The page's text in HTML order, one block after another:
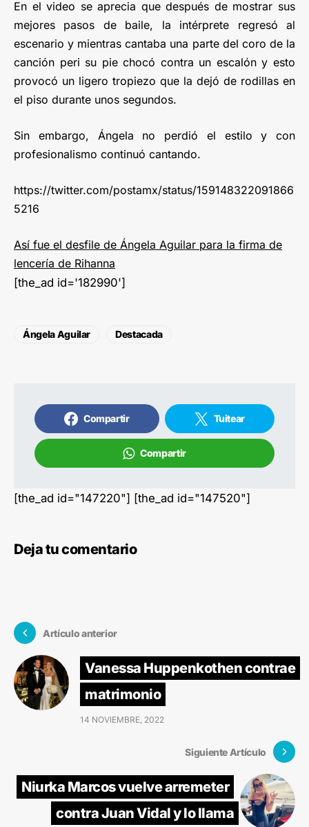
En el video se aprecia que después de mostrar sus
mejores pasos de baile, la intérprete regresó al
escenario y mientras cantaba una parte del coro de la
canción peri su pie chocó contra un escalón y esto
provocó un ligero tropiezo que la dejó de rodillas en
el piso durante unos segundos.
Sin embargo, Ángela no perdió el estilo y con
profesionalismo continuó cantando.
https://twitter.com/postamx/status/159148322091866
5216
Así fue el desfile de Ángela Aguilar para la firma de
lencería de Rihanna
[the_ad id='182990']
Ángela Aguilar Destacada
Compartir Tuitear
Compartir
[the_ad id="147220"] [the_ad id="147520"]
Deja tu comentario
Artículo anterior
Vanessa Huppenkothen contrae
matrimonio
14 NOVIEMBRE, 2022
Siguiente Artículo
Niurka Marcos vuelve arremeter
contra Juan Vidal y lo llama